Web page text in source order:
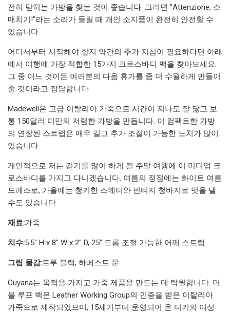
전히 닫히는 가방을 찾는 것이 좋습니다. 그러면 "Attenzione, 소
매치기!"라는 소리가 들릴 때 개인 소지품이 완전히 안전할 수
있습니다.
어디서부터 시작해야 할지 약간의 추가 지침이 필요하다면 아래
에서 여행에 가장 적합한 15가지 크로스바디 백을 찾아보세요.
그 중 어느 것이든 여러분의 다음 휴가를 좀 더 수월하게 만들어
줄 것이라고 장담합니다.
Madewell은 고급 이탈리아 가죽으로 시간이 지나도 잘 닳고 보
통 150달러 미만의 저렴한 가방을 만듭니다. 이 컴팩트한 가방
의 연장된 스트랩은 매우 길고 추가 조절이 가능한 노치가 많이
있습니다.
개인적으로 저는 걷기를 많이 하게 될 주말 여행에 이 미디엄 크
로스바디를 가지고 다니겠습니다. 여름의 정점에는 화이트 여름
드레스로, 가을에는 청키한 스웨터와 빈티지 청바지로 멋을 낼
수도 있습니다.
재료:가죽
치수:5.5" H x 8" W x 2" D, 25" 드롭 조절 가능한 어깨 스트랩
그림 물감:트루 블랙, 하베스트 문
Cuyana는 목적을 가지고 가죽 제품을 만드는 데 탁월합니다. 더
블 루프 백은 Leather Working Group의 인증을 받은 이탈리아
가죽으로 제작되었으며, 15세기부터 운영되어 온 터키의 여성